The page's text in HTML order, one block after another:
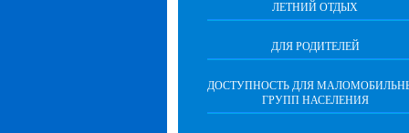
ЛЕТНИЙ ОТДЫХ
ДЛЯ РОДИТЕЛЕЙ
ДОСТУПНОСТЬ ДЛЯ
ГРУПП НАСЕЛЕНИЯ